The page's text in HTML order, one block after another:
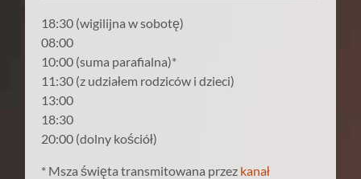
18:30 (wigilijna w sobotę)
08:00
10:00 (suma parafialna)*
11:30 (z udziałem rodziców i dzieci)
13:00
18:30
20:00 (dolny kościół)
* Msza święta transmitowana przez kanał